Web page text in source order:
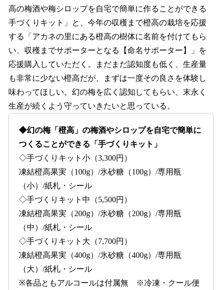
高の梅酒や梅シロップを自宅で簡単に作ることができる
手づくりキット」と、今年の収穫まで橙高の栽培を応援
する「アカネの里にある橙高の樹体に名前を付けてもら
い、収穫までサポーターとなる【命名サポーター】」を
応援購入していただく。まだまだ認知度も低く、生産量
も非常に少ない橙高だが、まずは一度その良さを体験し
味わってほしい。幻の梅を広く認知してもらい、末永く
生産が続くよう守っていきたいと思っている。
◆幻の梅「橙高」の梅酒やシロップを自宅で簡単に
つくることができる「手づくりキット」
◇手づくりキット小（3,300円）
凍結橙高果実（100g）/氷砂糖（100g）/専用瓶
（小）/紙札・シール
◇手づくりキット中（5,500円）
凍結橙高果実（200g）/氷砂糖（200g）/専用瓶
（中）/紙札・シール
◇手づくりキット大（7,700円）
凍結橙高果実（400g）/氷砂糖（400g）/専用瓶
（大）/紙札・シール
※各品ともアルコールは付属無 ※冷凍・クール便